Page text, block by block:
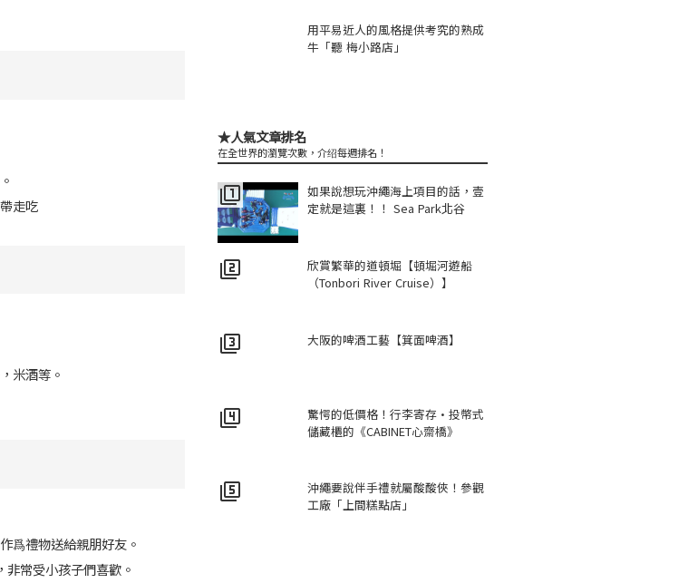
走吃
米酒等。
爲禮物送給親朋好友。
常受小孩子們喜歡。
用平易近人的風格提供考究的熟成
牛「聽 梅小路店」
★人氣文章排名
在全世界的瀏覽次數，介绍每週排名！
filter_1
如果說想玩沖繩海上項目的話，壹
定就是這裏！！ Sea Park北谷
filter_2
欣賞繁華的道頓堀【頓堀河遊船
（Tonbori River Cruise）】
filter_3 大阪的啤酒工藝【箕面啤酒】
filter_4
驚愕的低價格！行李寄存·投幣式
儲藏櫃的《CABINET心齋橋》
filter_5
沖繩要說伴手禮就屬酸酸俠！參觀
工廠「上間糕點店」